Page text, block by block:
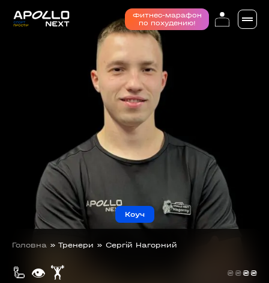
Фитнес-марафон
по похудению!
Коуч
Головна » Тренери » Сергій Нагорний
🦾 👁️ 🏋️ ₴
₴
₴
₴